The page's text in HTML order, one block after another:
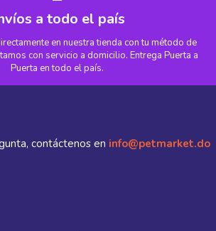
a todo el país
en nuestra tienda con tu método de
con servicio a domicilio. Entrega Puerta a
Puerta en todo el país.
contáctenos en info@petmarket.do